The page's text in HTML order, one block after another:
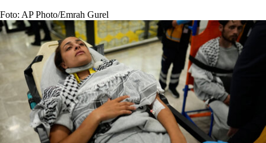
Foto: AP Photo/Emrah Gurel